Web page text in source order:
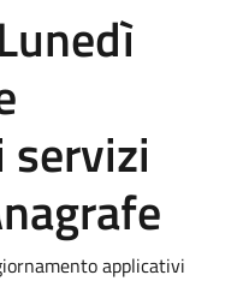
servizi
applicativi